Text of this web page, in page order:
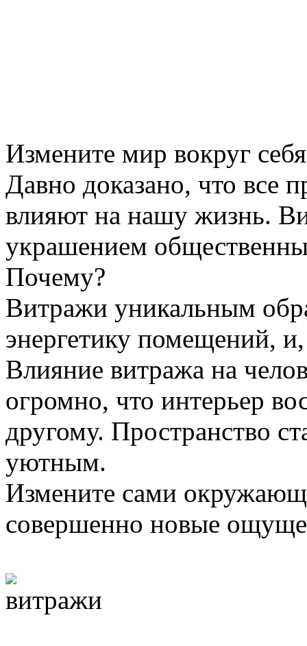
Измените мир вокруг
Давно доказано, что все
влияют на нашу жизнь.
украшением
Почему?
Витражи уникальным
энергетику помещений,
Влияние витража на
огромно, что интерьер
другому. Пространство
уютным.
Измените сами
совершенно новые